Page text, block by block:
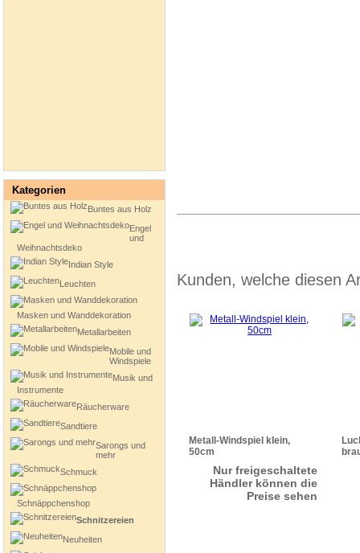
Kunden, welche diesen
Metall-Windspiel klein,
50cm
Nur freigeschaltete
Händler können die
Preise sehen
Kategorien
Buntes aus Holz
Engel
und
Weihnachtsdeko
Indian Style
Leuchten
Masken und Wanddekoration
Metallarbeiten
Mobile und
Windspiele
Musik und
Instrumente
Räucherware
Sandtiere
Sarongs und
mehr
Schmuck
Schnäppchenshop
Schnitzereien
Neuheiten